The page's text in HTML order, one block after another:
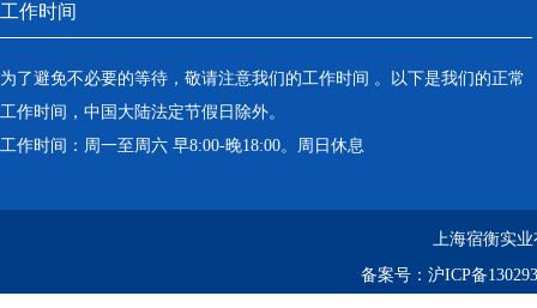
工作时间
为了避免不必要的等待，敬请注意我们的工作时间 。以下是我们的正常
工作时间，中国大陆法定节假日除外。
工作时间：周一至周六 早8:00-晚18:00。周日休息
上海宿衡实
备案号： 沪ICP备